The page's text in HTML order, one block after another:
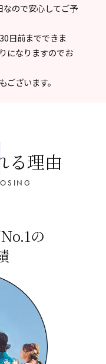
ので安心してご予
日前までできま
になりますのでお
ざいます。
る理由
の